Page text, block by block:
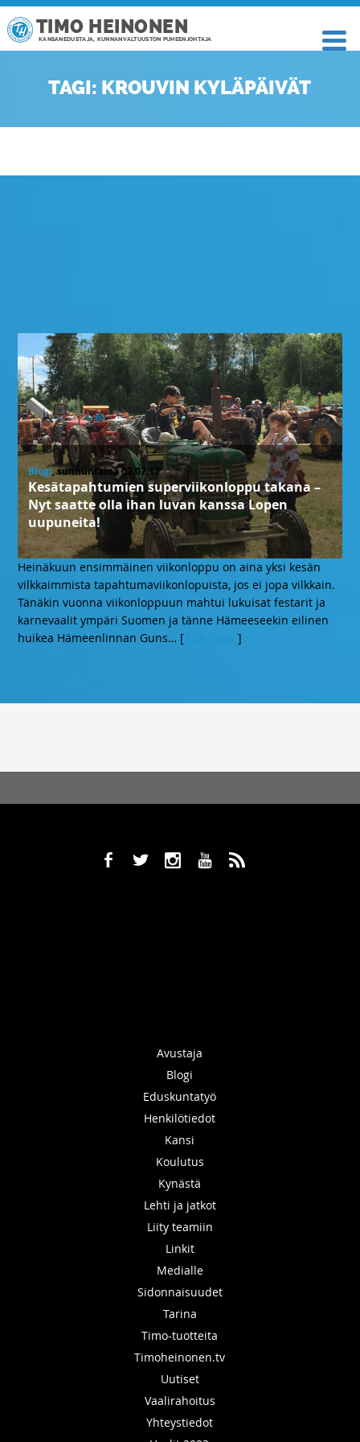
TIMO HEINONEN
KANSANEDUSTAJA, KUNNANVALTUUSTON PUHEENJOHTAJA
TAGI: KROUVIN KYLÄPÄIVÄT
Blogi, sunnuntaina 02.07.17
Kesätapahtumien superviikonloppu takana –
Nyt saatte olla ihan luvan kanssa Lopen
uupuneita!
Heinäkuun ensimmäinen viikonloppu on aina yksi kesän
vilkkaimmista tapahtumaviikonlopuista, jos ei jopa vilkkain.
Tänäkin vuonna viikonloppuun mahtui lukuisat festarit ja
karnevaalit ympäri Suomen ja tänne Hämeeseekin eilinen
huikea Hämeenlinnan Guns… [ ]
b a x r ,
Avustaja
Blogi
Eduskuntatyö
Henkilötiedot
Kansi
Koulutus
Kynästä
Lehti ja jatkot
Liity teamiin
Linkit
Medialle
Sidonnaisuudet
Tarina
Timo-tuotteita
Timoheinonen.tv
Uutiset
Vaalirahoitus
Yhteystiedot